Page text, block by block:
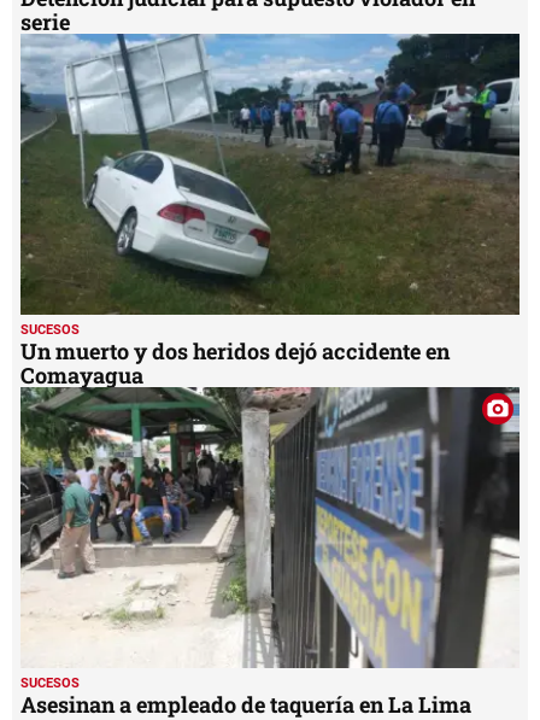
serie
SUCESOS
Un muerto y dos heridos dejó accidente en
Comayagua
SUCESOS
Asesinan a empleado de taquería en La Lima